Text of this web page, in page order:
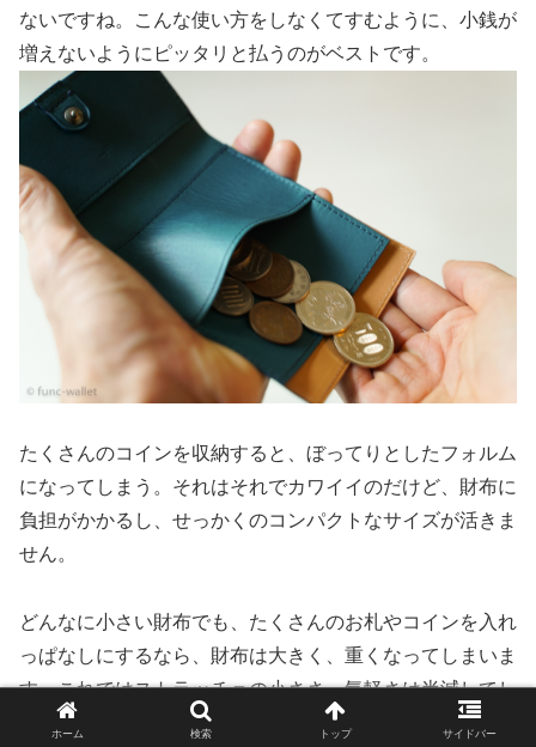
ないですね。こんな使い方をしなくてすむように、小銭が
増えないようにピッタリと払うのがベストです。
たくさんのコインを収納すると、ぼってりとしたフォルム
になってしまう。それはそれでカワイイのだけど、財布に
負担がかかるし、せっかくのコンパクトなサイズが活きま
せん。
どんなに小さい財布でも、たくさんのお札やコインを入れ
っぱなしにするなら、財布は大きく、重くなってしまいま
す。これではストラッチョの小ささ、気軽さは半減してし
まう。財布を軽く、小さく携帯するには、使い手がコイン
ホーム 検索 トップ サイドバー